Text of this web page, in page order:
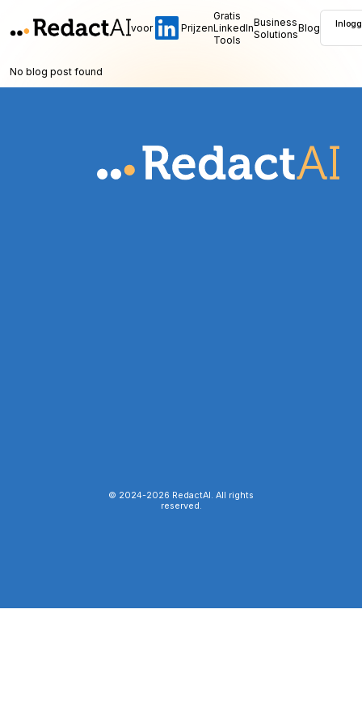
voor Prijzen
Gratis
LinkedIn
Tools
Business
SolutionsBlog
No blog post found
© 2024-2026 RedactAI. All rights
reserved.